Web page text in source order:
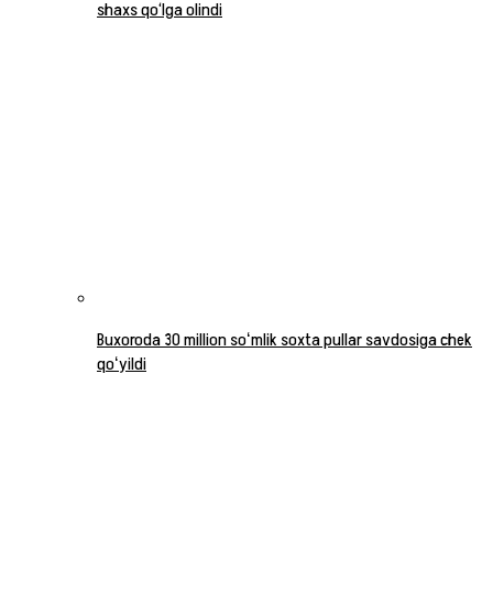
shaxs qo‘lga olindi
Buxoroda 30 million soʻmlik soxta pullar savdosiga chek
qoʻyildi